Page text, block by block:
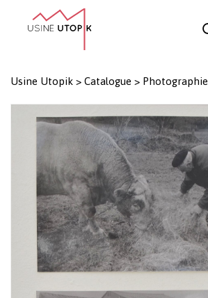
Panier
Usine Utopik > Catalogue > Photographie